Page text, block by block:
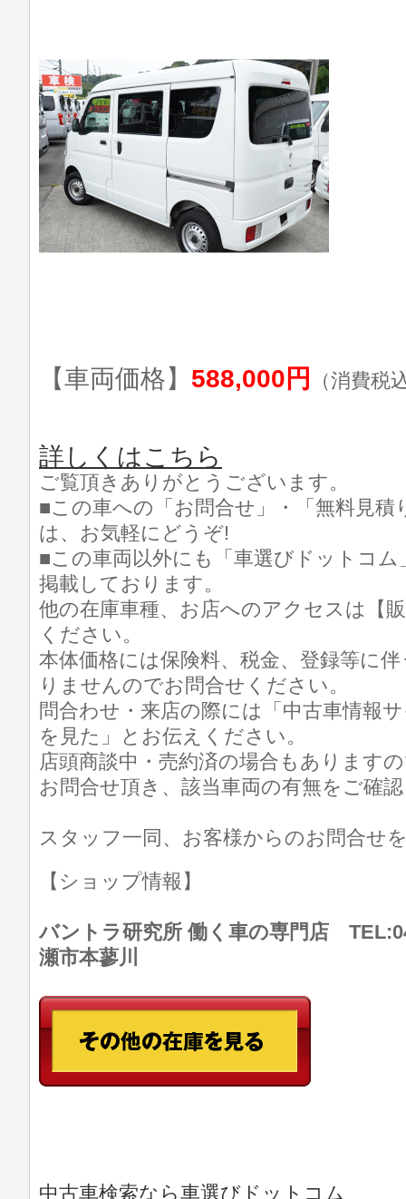
【車両価格】 588,000円 （消費税
詳しくはこちら
ご覧頂きありがとうございます。
■この車への「お問合せ」・「無料見積
は、お気軽にどうぞ!
■この車両以外にも「車選びドットコ
掲載しております。
他の在庫車種、お店へのアクセスは【
ください。
本体価格には保険料、税金、登録等に
りませんのでお問合せください。
問合わせ・来店の際には「中古車情報
を見た」とお伝えください。
店頭商談中・売約済の場合もあります
お問合せ頂き、該当車両の有無をご確
スタッフ一同、お客様からのお問合せ
【ショップ情報】
バントラ研究所 働く車の専門店
瀬市本蓼川
中古車検索なら車選びドットコム